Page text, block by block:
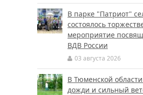
В парке "Патриот"
состоялось
мероприятие
ВДВ России
03 августа 2026
В Тюменской
дожди и сильный